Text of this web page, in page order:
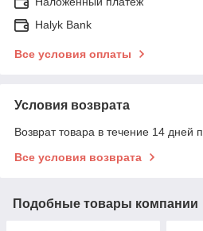
Halyk Bank
Все условия оплаты
Условия возврата
Возврат товара в течение 14 дней
Все условия возврата
Подобные товары компании